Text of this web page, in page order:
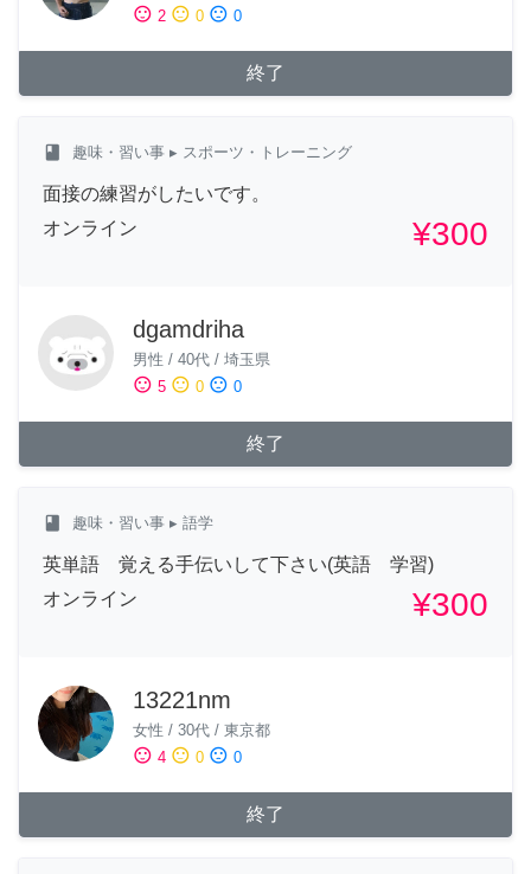
sentiment_satisfied 2 sentiment_neutral 0 sentiment_dissatisfied 0
終了
class 趣味・習い事 ▸ スポーツ・トレーニング
面接の練習がしたいです。
オンライン
¥300
dgamdriha
男性 / 40代 / 埼玉県
sentiment_satisfied 5 sentiment_neutral 0 sentiment_dissatisfied 0
終了
class 趣味・習い事 ▸ 語学
英単語 覚える手伝いして下さい(英語 学習)
オンライン
¥300
13221nm
女性 / 30代 / 東京都
sentiment_satisfied 4 sentiment_neutral 0 sentiment_dissatisfied 0
終了